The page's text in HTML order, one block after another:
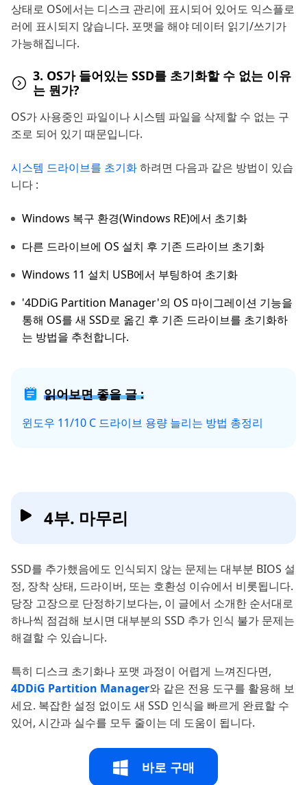
상태로 OS에서는 디스크 관리에 표시되어 있어도 익스플로
러에 표시되지 않습니다. 포맷을 해야 데이터 읽기/쓰기가
가능해집니다.
3. OS가 들어있는 SSD를 초기화할 수 없는 이유
는 뭔가?
OS가 사용중인 파일이나 시스템 파일을 삭제할 수 없는 구
조로 되어 있기 때문입니다.
시스템 드라이브를 초기화하려면 다음과 같은 방법이 있습
니다 :
Windows 복구 환경(Windows RE)에서 초기화
다른 드라이브에 OS 설치 후 기존 드라이브 초기화
Windows 11 설치 USB에서 부팅하여 초기화
'4DDiG Partition Manager'의 OS 마이그레이션 기능을
통해 OS를 새 SSD로 옮긴 후 기존 드라이브를 초기화하
는 방법을 추천합니다.
읽어보면 좋을 글 :
윈도우 11/10 C 드라이브 용량 늘리는 방법 총정리
4부. 마무리
SSD를 추가했음에도 인식되지 않는 문제는 대부분 BIOS 설
정, 장착 상태, 드라이버, 또는 호환성 이슈에서 비롯됩니다.
당장 고장으로 단정하기보다는, 이 글에서 소개한 순서대로
하나씩 점검해 보시면 대부분의 SSD 추가 인식 불가 문제는
해결할 수 있습니다.
특히 디스크 초기화나 포맷 과정이 어렵게 느껴진다면,
4DDiG Partition Manager와 같은 전용 도구를 활용해 보
세요. 복잡한 설정 없이도 새 SSD 인식을 빠르게 완료할 수
있어, 시간과 실수를 모두 줄이는 데 도움이 됩니다.
바로 구매